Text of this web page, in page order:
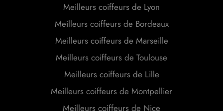
Meilleurs coiffeurs de Lyon
Meilleurs coiffeurs de Bordeaux
Meilleurs coiffeurs de Marseille
Meilleurs coiffeurs de Toulouse
Meilleurs coiffeurs de Lille
Meilleurs coiffeurs de Montpellier
Meilleurs coiffeurs de Nice